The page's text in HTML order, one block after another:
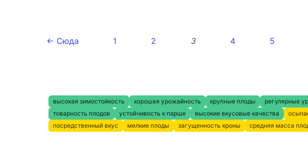
← Сюда 1 2 3 4 5
высокая зимостойкость хорошая урожайность крупные плоды регулярные
товарность плодов
устойчивость к парше высокие вкусовые качества
посредственный вкус
мелкие плоды загущенность кроны средняя масса